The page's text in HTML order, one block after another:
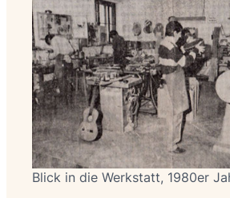
Blick in die Werkstatt, 1980er